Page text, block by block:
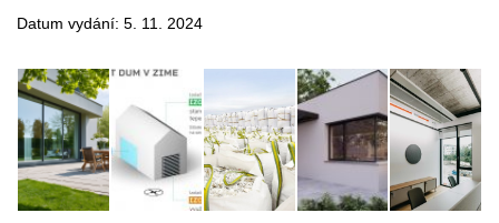
Datum vydání: 5. 11. 2024